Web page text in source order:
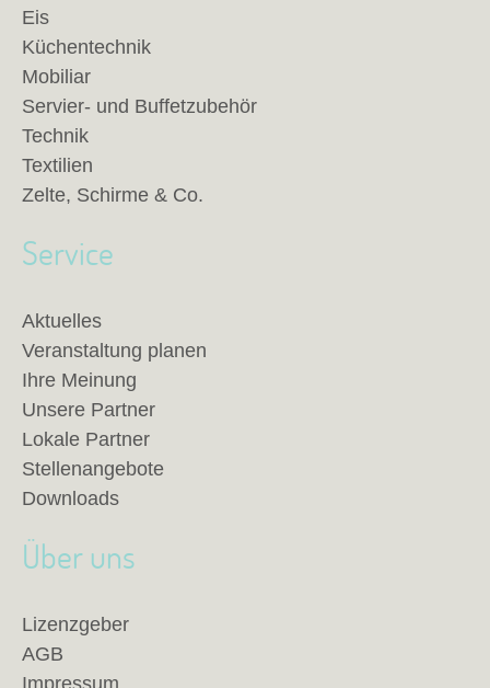
Eis
Küchentechnik
Mobiliar
Servier- und Buffetzubehör
Technik
Textilien
Zelte, Schirme & Co.
Service
Aktuelles
Veranstaltung planen
Ihre Meinung
Unsere Partner
Lokale Partner
Stellenangebote
Downloads
Über uns
Lizenzgeber
AGB
Impressum